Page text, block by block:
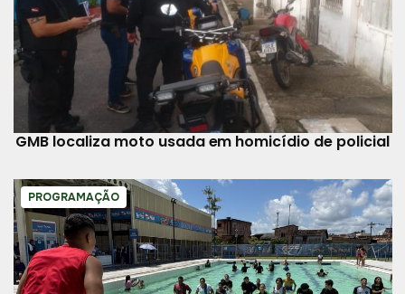
GMB localiza moto usada em homicídio de policial
PROGRAMAÇÃO